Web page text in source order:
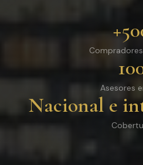
Asesores
Nacional e